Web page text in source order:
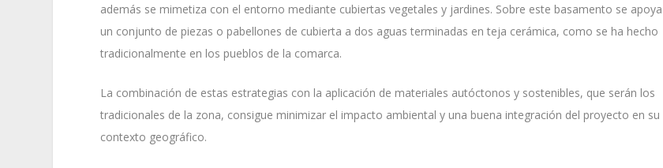
además se mimetiza con el entorno mediante cubiertas vegetales y jardines. Sobre este basamento se apoya
un conjunto de piezas o pabellones de cubierta a dos aguas terminadas en teja cerámica, como se ha hecho
tradicionalmente en los pueblos de la comarca.
La combinación de estas estrategias con la aplicación de materiales autóctonos y sostenibles, que serán los
tradicionales de la zona, consigue minimizar el impacto ambiental y una buena integración del proyecto en su
contexto geográfico.